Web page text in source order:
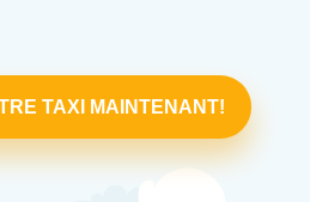
TAXI MAINTENANT!